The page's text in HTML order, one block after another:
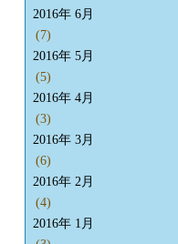
2016年 6月
(7)
2016年 5月
(5)
2016年 4月
(3)
2016年 3月
(6)
2016年 2月
(4)
2016年 1月